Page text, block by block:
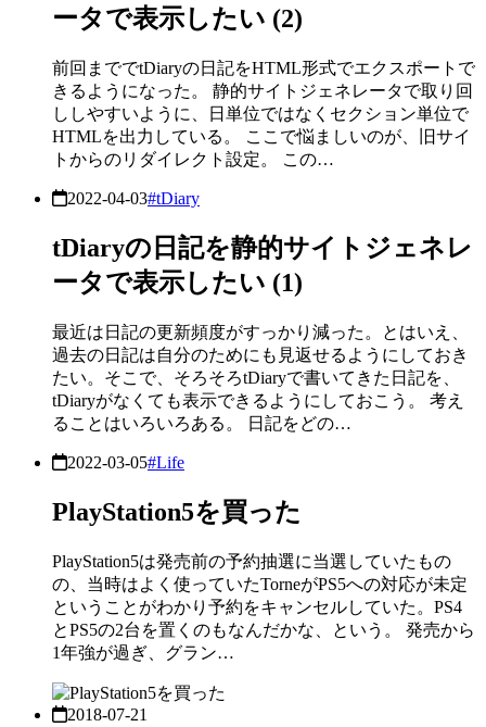
ータで表示したい (2)
前回まででtDiaryの日記をHTML形式でエクスポートで
きるようになった。 静的サイトジェネレータで取り回
ししやすいように、日単位ではなくセクション単位で
HTMLを出力している。 ここで悩ましいのが、旧サイ
トからのリダイレクト設定。 この…
2022-04-03#tDiary
tDiaryの日記を静的サイトジェネレ
ータで表示したい (1)
最近は日記の更新頻度がすっかり減った。とはいえ、
過去の日記は自分のためにも見返せるようにしておき
たい。そこで、そろそろtDiaryで書いてきた日記を、
tDiaryがなくても表示できるようにしておこう。 考え
ることはいろいろある。 日記をどの…
2022-03-05#Life
PlayStation5を買った
PlayStation5は発売前の予約抽選に当選していたもの
の、当時はよく使っていたTorneがPS5への対応が未定
ということがわかり予約をキャンセルしていた。PS4
とPS5の2台を置くのもなんだかな、という。 発売から
1年強が過ぎ、グラン…
2018-07-21